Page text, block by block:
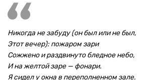
Никогда не забуду (он был или не был,
Этот вечер): пожаром зари
Сожжено и раздвинуто бледное небо,
И на желтой заре — фонари.
Я сидел у окна в переполненном зале.